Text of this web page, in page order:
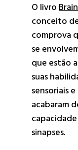
O livro
conceito
comprova
se
que estão
suas
sensoriais
acabaram
sinapses.